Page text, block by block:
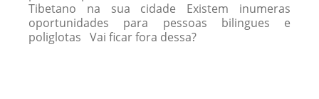
Tibetano na sua cidade Existem inumeras
oportunidades para pessoas bilingues e
poliglotas Vai ficar fora dessa?